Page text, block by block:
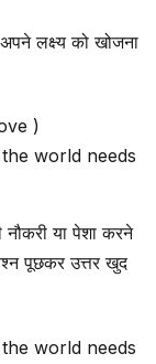
लक्ष्य को खोजना
)
the world needs
या पेशा करने
पूछकर उत्तर खुद
the world needs